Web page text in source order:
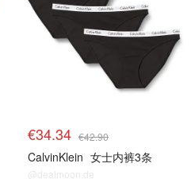
€34.34 €42.90
CalvinKlein 女士内裤3条
@dealmoon.de